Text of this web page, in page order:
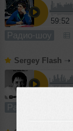
59:52
Радио-шоу
Sergey Flash ➝
Радио-шоу